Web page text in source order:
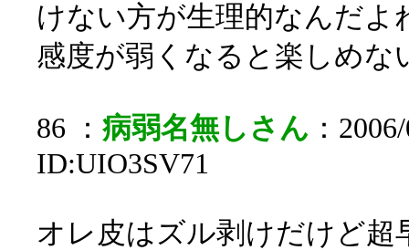
けない方が生理的なんだよ
感度が弱くなると楽しめな
86 ： 病弱名無しさん ：
ID:UIO3SV71
オレ皮はズル剥けだけど超